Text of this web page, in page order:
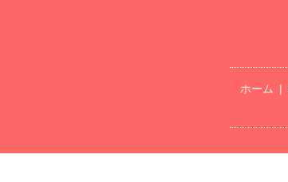
ホーム